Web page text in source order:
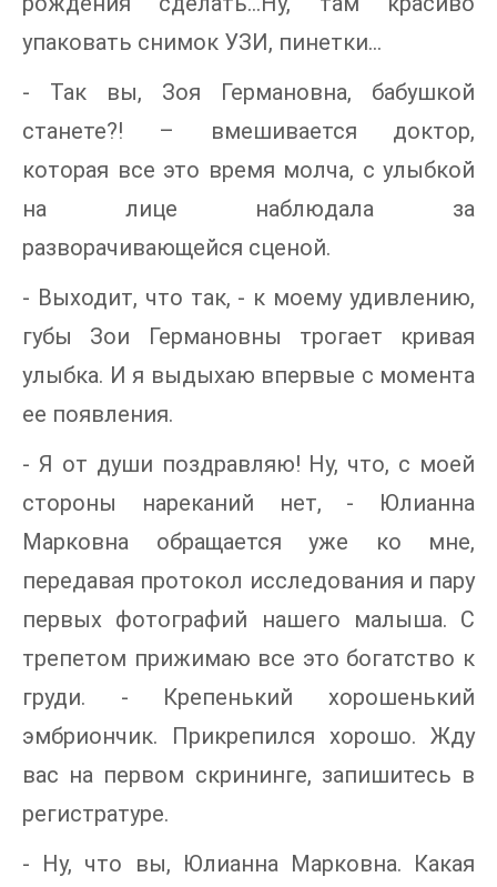
упаковать снимок УЗИ, пинетки…
- Так вы, Зоя Германовна, бабушкой
станете?! – вмешивается доктор,
которая все это время молча, с улыбкой
на лице наблюдала за
разворачивающейся сценой.
- Выходит, что так, - к моему удивлению,
губы Зои Германовны трогает кривая
улыбка. И я выдыхаю впервые с момента
ее появления.
- Я от души поздравляю! Ну, что, с моей
стороны нареканий нет, - Юлианна
Марковна обращается уже ко мне,
передавая протокол исследования и пару
первых фотографий нашего малыша. С
трепетом прижимаю все это богатство к
груди. - Крепенький хорошенький
эмбриончик. Прикрепился хорошо. Жду
вас на первом скрининге, запишитесь в
регистратуре.
- Ну, что вы, Юлианна Марковна. Какая